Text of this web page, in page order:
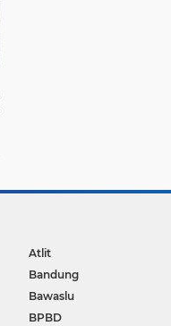
Atlit
Bandung
Bawaslu
BPBD